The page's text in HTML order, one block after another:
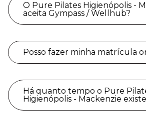
O Pure Pilates Higienópolis -
aceita Gympass / Wellhub?
Posso fazer minha matrícula
Há quanto tempo o Pure
Higienópolis - Mackenzie